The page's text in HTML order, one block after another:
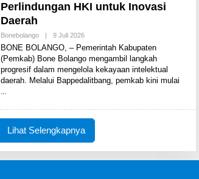
Perlindungan HKI untuk Inovasi
Daerah
Bonebolango | 9 Juli 2026O
E
H
A
D
BONE BOLANGO, – Pemerintah Kabupaten
(Pemkab) Bone Bolango mengambil langkah
progresif dalam mengelola kekayaan intelektual
daerah. Melalui Bappedalitbang, pemkab kini mulai
Lihat Selengkapnya